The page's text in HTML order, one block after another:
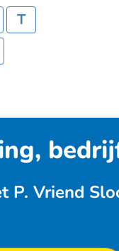
T
P. Vriend